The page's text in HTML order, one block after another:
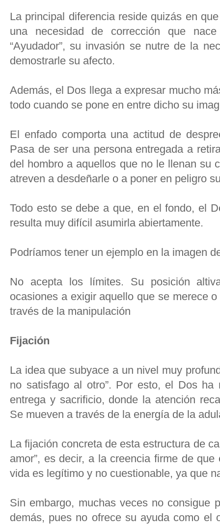
La principal diferencia reside quizás en
una necesidad de corrección que
“Ayudador”, su invasión se nutre de la
demostrarle su afecto.
Además, el Dos llega a expresar mucho
todo cuando se pone en entre dicho su
El enfado comporta una actitud de
Pasa de ser una persona entregada a
del hombro a aquellos que no le llenan su
atreven a desdeñarle o a poner en peligro
Todo esto se debe a que, en el fondo, el
resulta muy difícil asumirla abiertamente.
Podríamos tener un ejemplo en la imagen
No acepta los límites. Su posición
ocasiones a exigir aquello que se merece
través de la manipulación
Fijación
La idea que subyace a un nivel muy
no satisfago al otro”. Por esto, el Dos ha
entrega y sacrificio, donde la atención
Se mueven a través de la energía de la
La fijación concreta de esta estructura de
amor”, es decir, a la creencia firme de
vida es legítimo y no cuestionable, ya que
Sin embargo, muchas veces no consigue
demás, pues no ofrece su ayuda como el